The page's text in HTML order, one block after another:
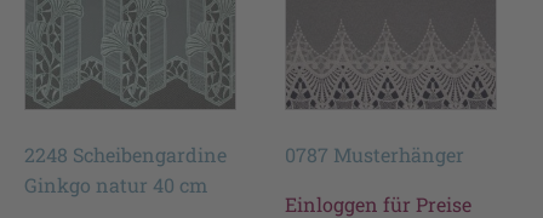
2248 Scheibengardine
Ginkgo natur 40 cm
0787 Musterhänger
Einloggen für Preise